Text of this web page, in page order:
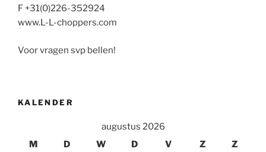
F +31(0)226-352924
www.L-L-choppers.com
Voor vragen svp bellen!
KALENDER
augustus 2026
M
D W D V Z Z